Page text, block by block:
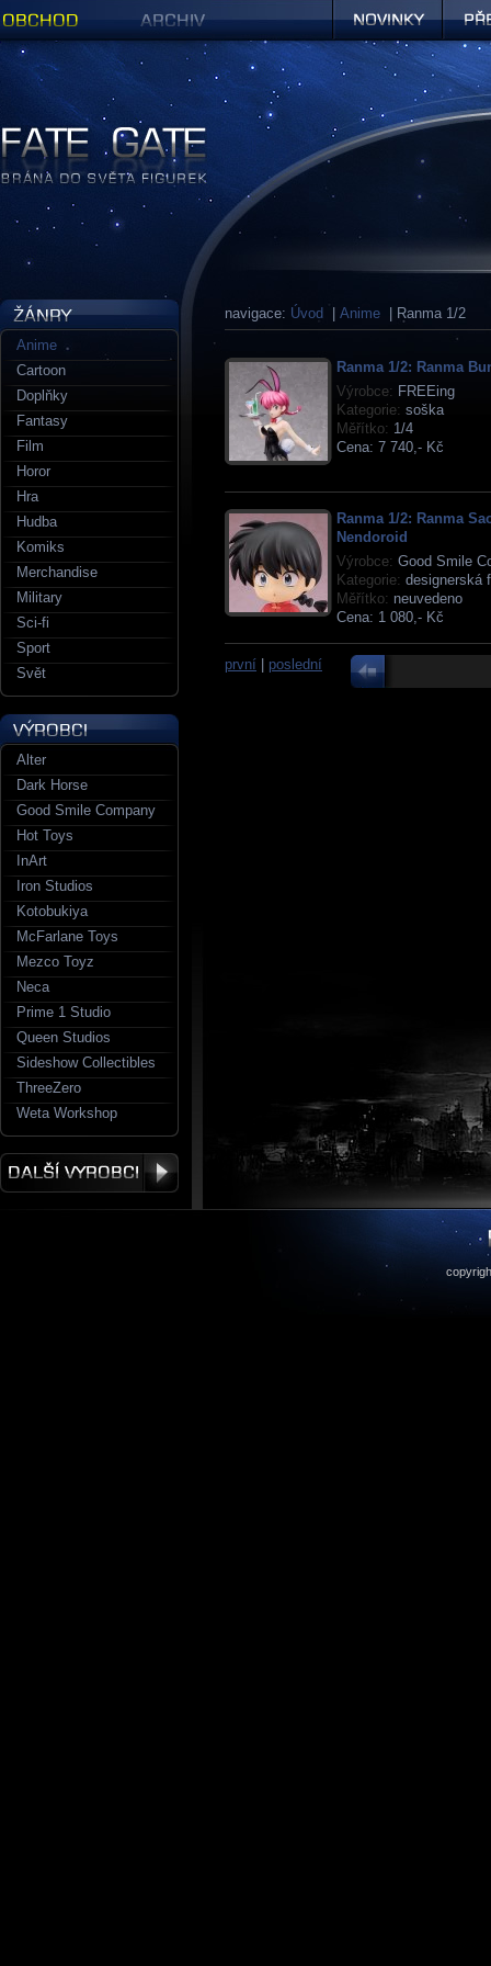
navigace: Úvod Anime | Ranma 1/2
Ranma 1/2: Ranma
Výrobce: FREEing
Kategorie: soška
Měřítko: 1/4
Cena: 7 740,- Kč
Ranma 1/2: Ranma
Nendoroid
Výrobce: Good Smile
Kategorie: designerská
Měřítko: neuvedeno
Cena: 1 080,- Kč
první poslední
Anime
Cartoon
Doplňky
Fantasy
Film
Horor
Hra
Hudba
Komiks
Merchandise
Military
Sci-fi
Sport
Svět
Alter
Dark Horse
Good Smile Company
Hot Toys
InArt
Iron Studios
Kotobukiya
McFarlane Toys
Mezco Toyz
Neca
Prime 1 Studio
Queen Studios
Sideshow Collectibles
ThreeZero
Weta Workshop
Figurky a sošky | Fate Gate